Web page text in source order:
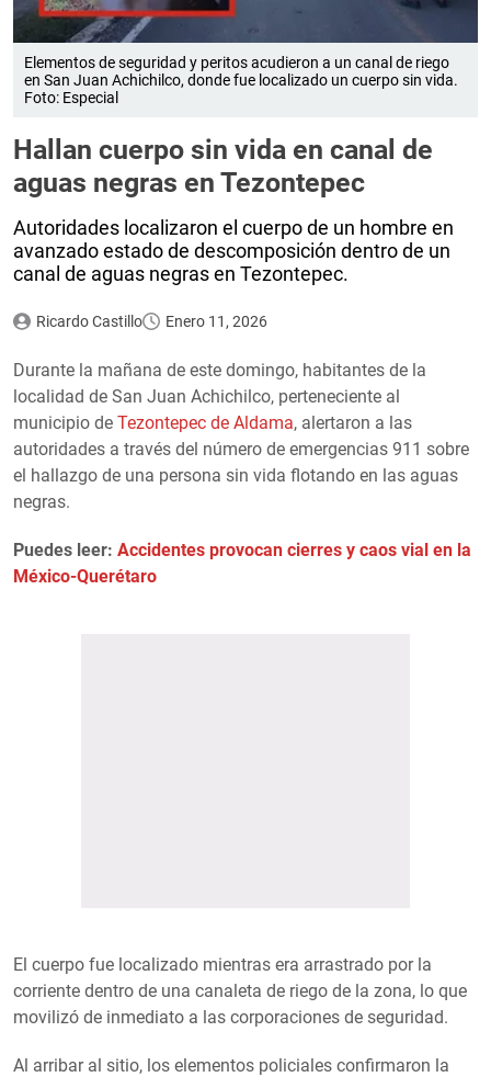
Elementos de seguridad y peritos acudieron a un canal de riego
en San Juan Achichilco, donde fue localizado un cuerpo sin vida.
Foto: Especial
Hallan cuerpo sin vida en canal de
aguas negras en Tezontepec
Autoridades localizaron el cuerpo de un hombre en
avanzado estado de descomposición dentro de un
canal de aguas negras en Tezontepec.
Ricardo Castillo Enero 11, 2026
Durante la mañana de este domingo, habitantes de la
localidad de San Juan Achichilco, perteneciente al
municipio de Tezontepec de Aldama, alertaron a las
autoridades a través del número de emergencias 911 sobre
el hallazgo de una persona sin vida flotando en las aguas
negras.
Puedes leer: Accidentes provocan cierres y caos vial en la
México-Querétaro
El cuerpo fue localizado mientras era arrastrado por la
corriente dentro de una canaleta de riego de la zona, lo que
movilizó de inmediato a las corporaciones de seguridad.
Al arribar al sitio, los elementos policiales confirmaron la